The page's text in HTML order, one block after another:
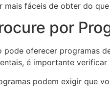
mais fáceis de obter do
por
pode oferecer programas
é importante
podem exigir que